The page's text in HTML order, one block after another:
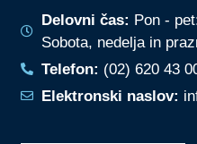
Delovni čas: Pon -
Sobota, nedelja in
Telefon: (02) 620 43
Elektronski naslov: